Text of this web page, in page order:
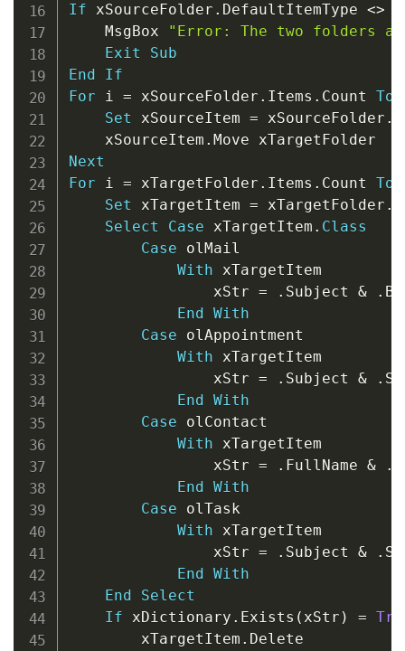
If xSourceFolder . DefaultItemType <>
    MsgBox
"Error: The two folders
Exit
Sub
End
If
For i = xSourceFolder . Items . Count To
Set xSourceItem = xSourceFolder .
    xSourceItem
.
Next
For i = xTargetFolder . Items . Count To
Set xTargetItem = xTargetFolder .
Select
Case xTargetItem . Class
Case olMail
With xTargetItem
                xStr
= . Subject & .
End
With
Case olAppointment
With xTargetItem
                xStr
= . Subject & .
End
With
Case olContact
With xTargetItem
                xStr
= . FullName & .
End
With
Case olTask
With xTargetItem
                xStr
= . Subject & .
End
With
End
Select
If xDictionary . Exists ( xStr ) =
        xTargetItem
. Delete